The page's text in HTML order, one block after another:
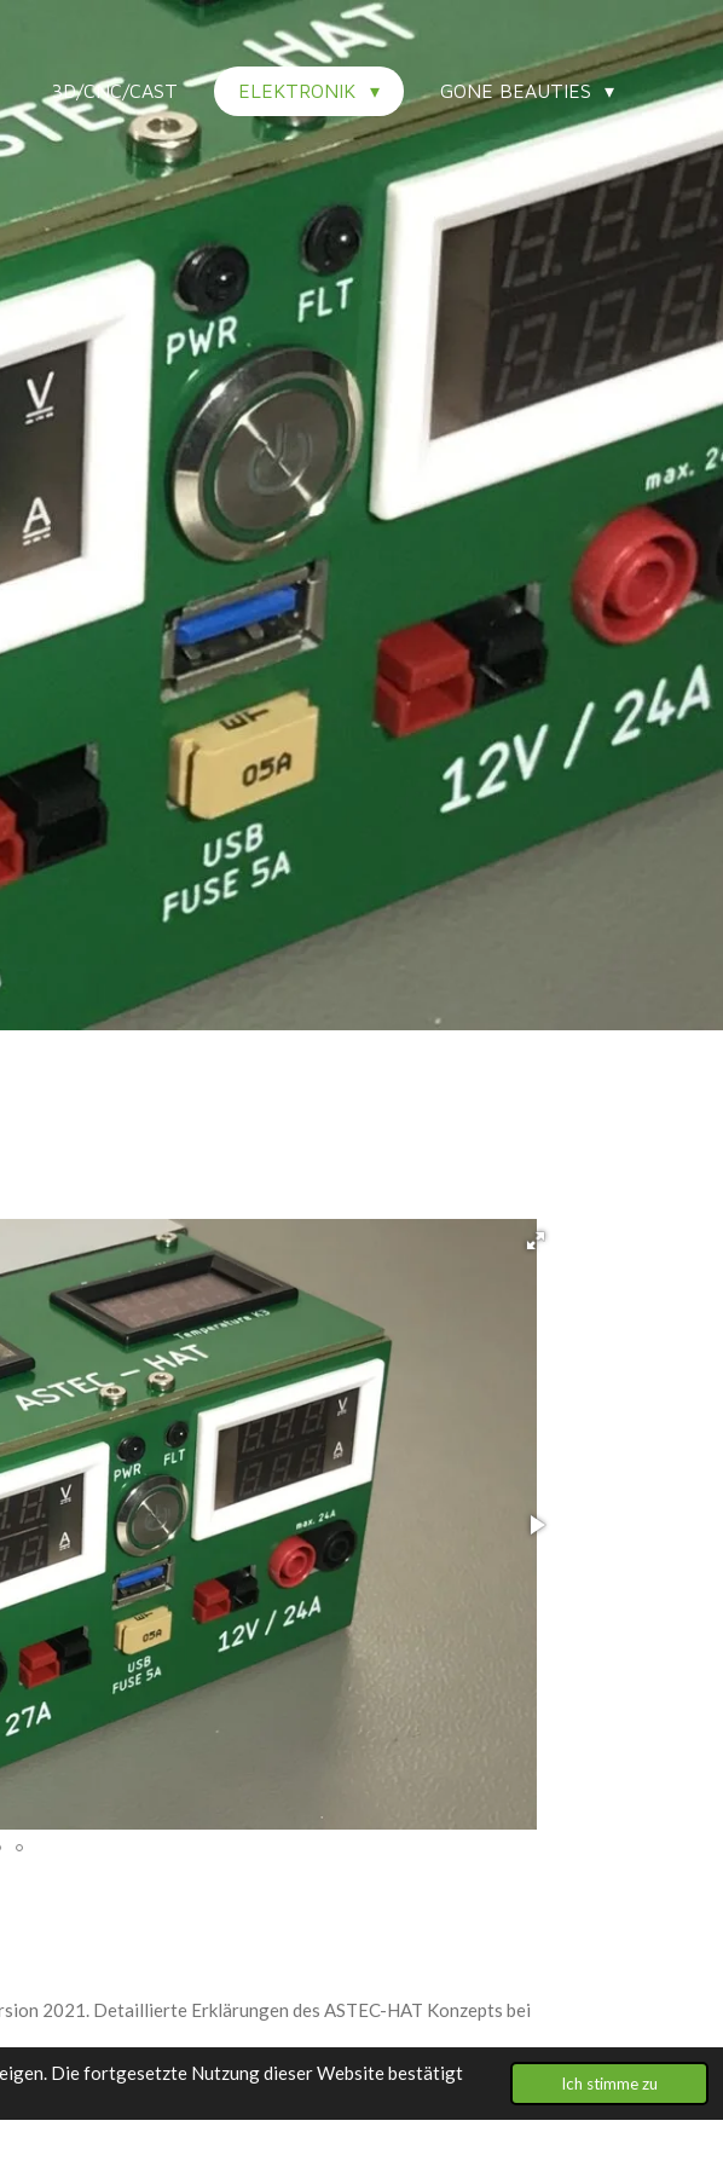
Die fortgesetzte Nutzung dieser Website bestätigt
Ich stimme zu
3D/CNC/CAST ELEKTRONIK GONE BEAUTIES
2021. Detaillierte Erklärungen des ASTEC-HAT Konzepts bei